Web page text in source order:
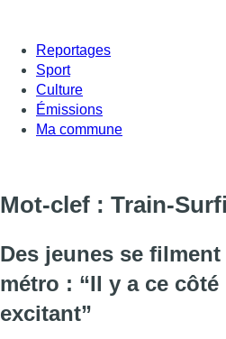
Reportages
Sport
Culture
Émissions
Ma commune
Mot-clef : Train-
Des jeunes se
métro : “Il y a ce
excitant”